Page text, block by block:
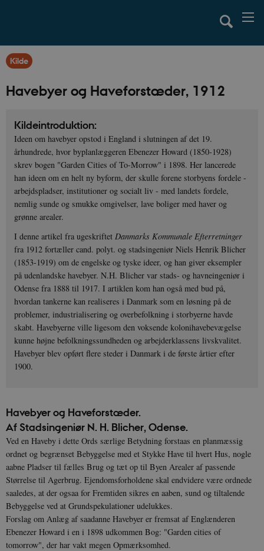
Kilde
Havebyer og Haveforstæder, 1912
Kildeintroduktion:
Ideen om havebyer opstod i England i slutningen af det 19.
århundrede, hvor byplanlæggeren Ebenezer Howard (1850-1928)
skrev bogen "Garden Cities of To-Morrow" i 1898. Her lancerede
han ideen om en helt ny byform, der skulle forene storbyens fordele -
arbejdspladser, institutioner og socialt liv - med landets fordele,
nemlig sunde og smukke omgivelser, lave boliger med haver og
grønne arealer.
I denne artikel fra ugeskriftetDanmarks Kommunale Efterretninger
fra 1912 fortæller cand. polyt. og stadsingeniør Niels Henrik Blicher
(1853-1919) om de engelske og tyske ideer, og han giver eksempler
på udenlandske havebyer. N.H. Blicher var stads- og havneingeniør i
Odense fra 1888 til 1917. I artiklen kom han også med bud på,
hvordan tankerne kan realiseres i Danmark som en løsning på de
problemer, industrialisering og overbefolkning i storbyerne havde
skabt. Havebyerne ville ligesom den voksende kolonihavebevægelse
kunne højne befolkningssundheden og arbejderklassens livskvalitet.
Havebyer blev opført flere steder i Danmark i de første årtier efter
1900.
Havebyer og Haveforstæder.
Af Stadsingeniør N. H. Blicher, Odense.
Ved en Haveby i dette Ords særlige Betydning forstaas en planmæssig
ordnet og begrænset Bebyggelse med et Stykke Have til hvert Hus, nogle
aabne Pladser til fælles Brug og tæt op til Byen Arealer af passende
Størrelse til Agerbrug. Ejendomsforholdene skal endvidere være ordnede
saaledes, at der ogsaa for Fremtiden sikres en aaben, sund og tiltalende
Bebyggelse ved at Grundspekulationer udelukkes.
Forslag om Anlæg af saadanne Havebyer er frem­sat af Englænderen
Ebenezer Howard i en i 1898 udkommen Bog: "Garden cities of
tomorrow", der har vakt megen Opmærksomhed.